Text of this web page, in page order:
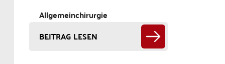
Allgemeinchirurgie
BEITRAG LESEN